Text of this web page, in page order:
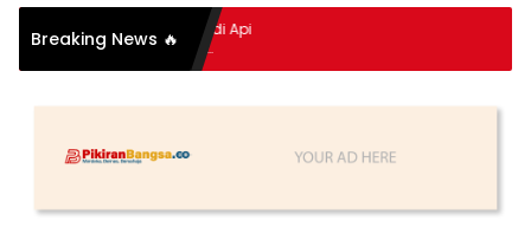
Breaking News 🔥
Hidup Meledak Jadi Api
Balik Tragedi Menteng-
Hingga Maling Ayam di Bali